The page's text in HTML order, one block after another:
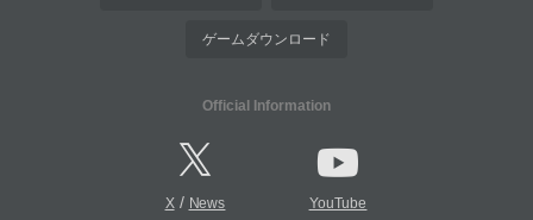
ゲームダウンロード
Official Information
X/ News YouTube